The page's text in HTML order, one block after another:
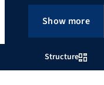
Structure
Show more